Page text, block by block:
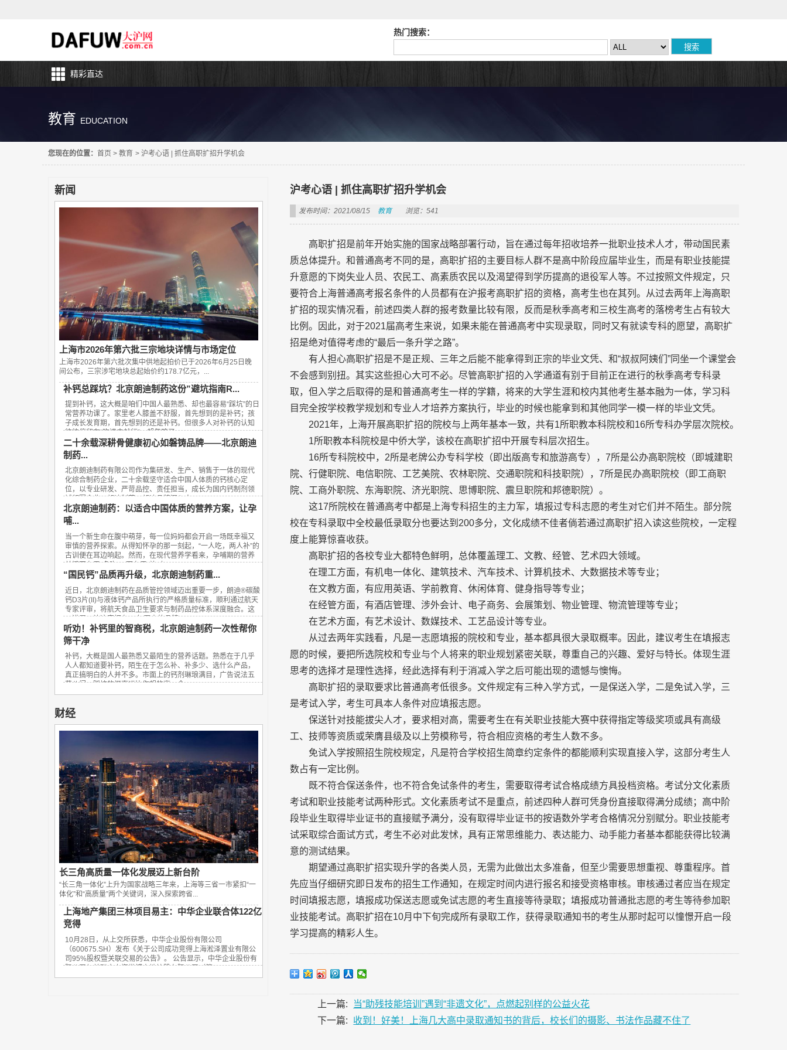
热门搜索：
精彩直达
教育 EDUCATION
您现在的位置： 首页 > 教育 > 沪考心语 | 抓住高职扩招升学机会
新闻
上海市2026年第六批三宗地块详情与市场定位
上海市2026年第六批次集中供地起拍价已于2026年6月25日晚
间公布，‌三宗涉宅地块总起始价约178.7亿元‌，...
补钙总踩坑？北京朗迪制药这份”避坑指南R...
提到补钙，这大概是咱们中国人最熟悉、却也最容易“踩坑”的日
常营养功课了。家里老人膝盖不舒服，首先想到的是补钙；孩
子成长发育期，首先想到的还是补钙。但很多人对补钙的认知
往往停留在“吃进去就行”，却忽略了...
二十余载深耕骨健康初心如磐铸品牌——北京朗迪
制药...
北京朗迪制药有限公司作为集研发、生产、销售于一体的现代
化综合制药企业，二十余载坚守适合中国人体质的钙核心定
位，以专业研发、严苛品控、责任担当，成长为国内钙制剂领
域领军企业，朗迪制药、朗迪品牌深入人...
北京朗迪制药：以适合中国体质的营养方案，让孕
哺...
当一个新生命在腹中萌芽，每一位妈妈都会开启一场既幸福又
审慎的营养探索。从得知怀孕的那一刻起，“一人吃，两人补”的
古训便在耳边响起。然而，在现代营养学看来，孕哺期的营养
关键不在于“多吃”，而在于“补对”。...
“国民钙”品质再升级，北京朗迪制药重...
近日，北京朗迪制药在品质管控领域迈出重要一步，朗迪®碳酸
钙D3片(II)与液体钙产品所执行的严格质量标准，顺利通过航天
专家评审，将航天食品卫生要求与制药品控体系深度融合。这
一进展，让这家拥有23年历史的品牌...
听劝！补钙里的智商税，北京朗迪制药一次性帮你
筛干净
补钙，大概是国人最熟悉又最陌生的营养话题。熟悉在于几乎
人人都知道要补钙，陌生在于怎么补、补多少、选什么产品，
真正搞明白的人并不多。市面上的钙剂琳琅满目，广告说法五
花八门，踩坑的概率远比你想的高。今...
财经
长三角高质量一体化发展迈上新台阶
“长三角一体化”上升为国家战略三年来，上海等三省一市紧扣“一
体化”和“高质量”两个关键词，深入探索跨省...
上海地产集团三林项目易主：中华企业联合体122亿
竞得
10月28日，从上交所获悉，中华企业股份有限公司
（600675.SH）发布《关于公司成功竞得上海淞泽置业有限公
司95%股权暨关联交易的公告》。 公告显示，中华企业股份有
限公司与关联方上海世博土地控股有限公司（简...
沪考心语 | 抓住高职扩招升学机会
发布时间：2021/08/15 教育 浏览：541
高职扩招是前年开始实施的国家战略部署行动，旨在通过每年招收培养一批职业技术人才，带动国民素
质总体提升。和普通高考不同的是，高职扩招的主要目标人群不是高中阶段应届毕业生，而是有职业技能提
升意愿的下岗失业人员、农民工、高素质农民以及渴望得到学历提高的退役军人等。不过按照文件规定，只
要符合上海普通高考报名条件的人员都有在沪报考高职扩招的资格，高考生也在其列。从过去两年上海高职
扩招的现实情况看，前述四类人群的报考数量比较有限，反而是秋季高考和三校生高考的落榜考生占有较大
比例。因此，对于2021届高考生来说，如果未能在普通高考中实现录取，同时又有就读专科的愿望，高职扩
招是绝对值得考虑的“最后一条升学之路”。
有人担心高职扩招是不是正规、三年之后能不能拿得到正宗的毕业文凭、和“叔叔阿姨们”同坐一个课堂会
不会感到别扭。其实这些担心大可不必。尽管高职扩招的入学通道有别于目前正在进行的秋季高考专科录
取，但入学之后取得的是和普通高考生一样的学籍，将来的大学生涯和校内其他考生基本融为一体，学习科
目完全按学校教学规划和专业人才培养方案执行，毕业的时候也能拿到和其他同学一模一样的毕业文凭。
2021年，上海开展高职扩招的院校与上两年基本一致，共有1所职教本科院校和16所专科办学层次院校。
1所职教本科院校是中侨大学，该校在高职扩招中开展专科层次招生。
16所专科院校中，2所是老牌公办专科学校（即出版高专和旅游高专），7所是公办高职院校（即城建职
院、行健职院、电信职院、工艺美院、农林职院、交通职院和科技职院），7所是民办高职院校（即工商职
院、工商外职院、东海职院、济光职院、思博职院、震旦职院和邦德职院）。
这17所院校在普通高考中都是上海专科招生的主力军，填报过专科志愿的考生对它们并不陌生。部分院
校在专科录取中全校最低录取分也要达到200多分，文化成绩不佳者倘若通过高职扩招入读这些院校，一定程
度上能算惊喜收获。
高职扩招的各校专业大都特色鲜明，总体覆盖理工、文教、经管、艺术四大领域。
在理工方面，有机电一体化、建筑技术、汽车技术、计算机技术、大数据技术等专业；
在文教方面，有应用英语、学前教育、休闲体育、健身指导等专业；
在经管方面，有酒店管理、涉外会计、电子商务、会展策划、物业管理、物流管理等专业；
在艺术方面，有艺术设计、数媒技术、工艺品设计等专业。
从过去两年实践看，凡是一志愿填报的院校和专业，基本都具很大录取概率。因此，建议考生在填报志
愿的时候，要把所选院校和专业与个人将来的职业规划紧密关联，尊重自己的兴趣、爱好与特长。体现生涯
思考的选择才是理性选择，经此选择有利于消减入学之后可能出现的遗憾与懊悔。
高职扩招的录取要求比普通高考低很多。文件规定有三种入学方式，一是保送入学，二是免试入学，三
是考试入学，考生可具本人条件对应填报志愿。
保送针对技能拔尖人才，要求相对高，需要考生在有关职业技能大赛中获得指定等级奖项或具有高级
工、技师等资质或荣膺县级及以上劳模称号，符合相应资格的考生人数不多。
免试入学按照招生院校规定，凡是符合学校招生简章约定条件的都能顺利实现直接入学，这部分考生人
数占有一定比例。
既不符合保送条件，也不符合免试条件的考生，需要取得考试合格成绩方具投档资格。考试分文化素质
考试和职业技能考试两种形式。文化素质考试不是重点，前述四种人群可凭身份直接取得满分成绩；高中阶
段毕业生取得毕业证书的直接赋予满分，没有取得毕业证书的按语数外学考合格情况分别赋分。职业技能考
试采取综合面试方式，考生不必对此发怵，具有正常思维能力、表达能力、动手能力者基本都能获得比较满
意的测试结果。
期望通过高职扩招实现升学的各类人员，无需为此做出太多准备，但至少需要思想重视、尊重程序。首
先应当仔细研究即日发布的招生工作通知，在规定时间内进行报名和接受资格审核。审核通过者应当在规定
时间填报志愿，填报成功保送志愿或免试志愿的考生直接等待录取；填报成功普通批志愿的考生等待参加职
业技能考试。高职扩招在10月中下旬完成所有录取工作，获得录取通知书的考生从那时起可以憧憬开启一段
学习提高的精彩人生。
上一篇:
当“助残技能培训”遇到“非遗文化”，点燃起别样的公益火花
下一篇:
收到！好美！上海几大高中录取通知书的背后，校长们的摄影、书法作品藏不住了